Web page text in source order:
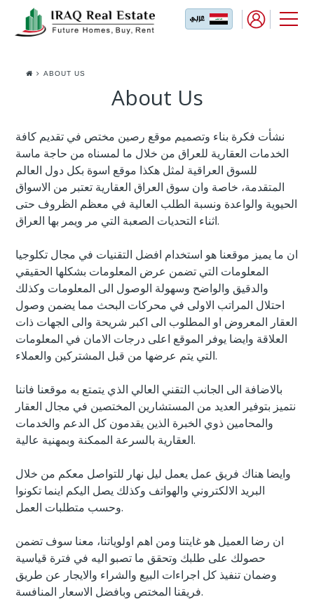
ABOUT US
About Us
نشأت فكرة بناء وتصميم موقع رصين مختص في تقديم كافة
الخدمات العقارية للعراق من خلال ما لمسناه من حاجة ماسة
للسوق العراقية لمثل هكذا موقع اسوة بكل دول العالم
المتقدمة، خاصة وان سوق العراق العقارية تعتبر من الاسواق
الحيوية والواعدة ونسبة الطلب العالية في معظم الظروف حتى
اثناء التحديات الصعبة التي مر ويمر بها العراق.
ان ما يميز موقعنا هو استخدام افضل التقنيات في مجال تكلوجيا
المعلومات التي تضمن عرض المعلومات بشكلها الحقيقي
والدقيق والواضح وسهولة الوصول الى المعلومات وكذلك
احتلال المراتب الاولى في محركات البحث مما يضمن وصول
العقار المعروض او المطلوب الى اكبر شريحة والى الجهات ذات
العلاقة وايضا يوفر الموقع اعلى درجات الامان في المعلومات
التي يتم عرضها من قبل المشتركين والعملاء.
بالاضافة الى الجانب التقني العالي الذي يتمتع به موقعنا فاننا
نتميز بتوفير العديد من المستشارين المختصين في مجال العقار
والمحامين ذوي الخبرة الذين يقدمون كل الدعم والخدمات
العقارية بالسرعة الممكنة وبمهنية عالية.
وايضا هناك فريق عمل يعمل ليل نهار للتواصل معكم من خلال
البريد الالكتروني والهواتف وكذلك يصل اليكم اينما تكونوا
وحسب متطلبات العمل.
ان رضا العميل هو غايتنا ومن اهم اولوياتنا، معنا سوف تضمن
حصولك على طلبك وتحقق ما تصبو اليه في فترة قياسية
وضمان تنفيذ كل اجراءات البيع والشراء والايجار عن طريق
فريقنا المختص وبافضل الاسعار المنافسة.